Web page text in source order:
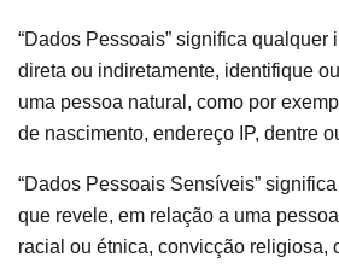
“Dados Pessoais” significa qualquer
direta ou indiretamente, identifique
uma pessoa natural, como por
de nascimento, endereço IP, dentre
“Dados Pessoais Sensíveis”
que revele, em relação a uma
racial ou étnica, convicção religiosa,